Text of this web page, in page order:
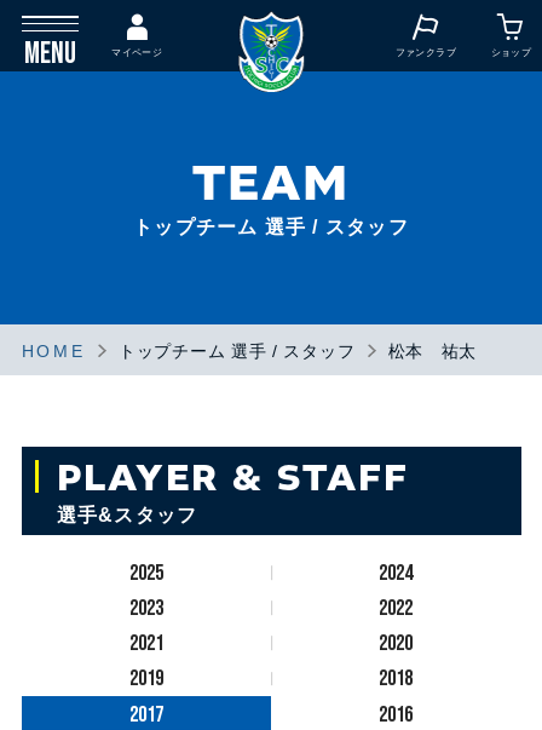
MENU マイページ ファンクラブ ショップ
TEAM
トップチーム 選手 / スタッフ
HOME トップチーム 選手 / スタッフ 松本 祐太
PLAYER & STAFF
選手&スタッフ
2025
2024
2023
2022
2021
2020
2019
2018
2017
2016